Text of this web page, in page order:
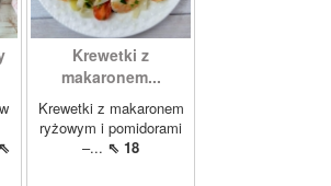
⇖
Krewetki z
makaronem...
Krewetki z makaronem
ryżowym i pomidorami
–... ⇖ 18